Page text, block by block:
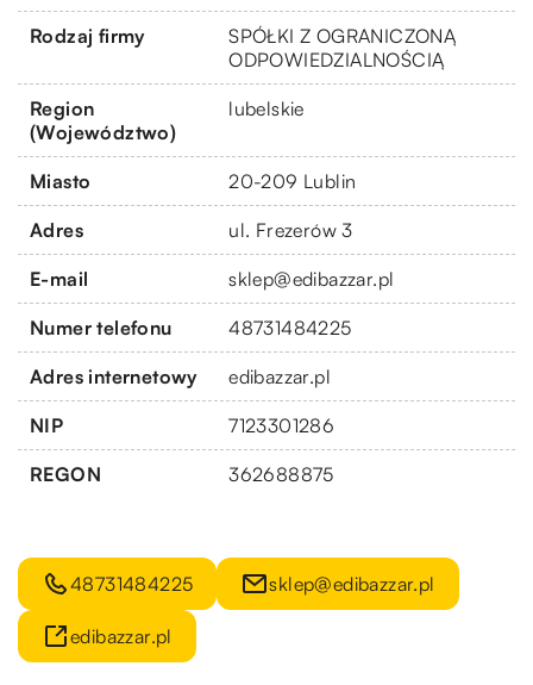
Rodzaj firmy
SPÓŁKI Z OGRANICZONĄ
ODPOWIEDZIALNOŚCIĄ
Region
(Województwo)
lubelskie
Miasto 20-209 Lublin
Adres ul. Frezerów 3
E-mail sklep@edibazzar.pl
Numer telefonu 48731484225
Adres internetowy edibazzar.pl
NIP 7123301286
REGON 362688875
48731484225 sklep@edibazzar.pl
edibazzar.pl